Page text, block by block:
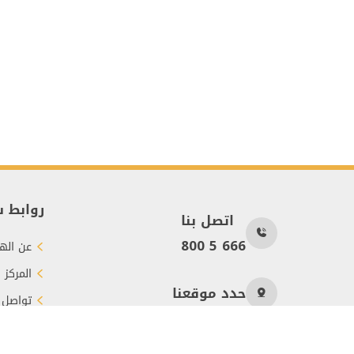
اتصل بنا
800 5 666
حدد موقعنا
عن